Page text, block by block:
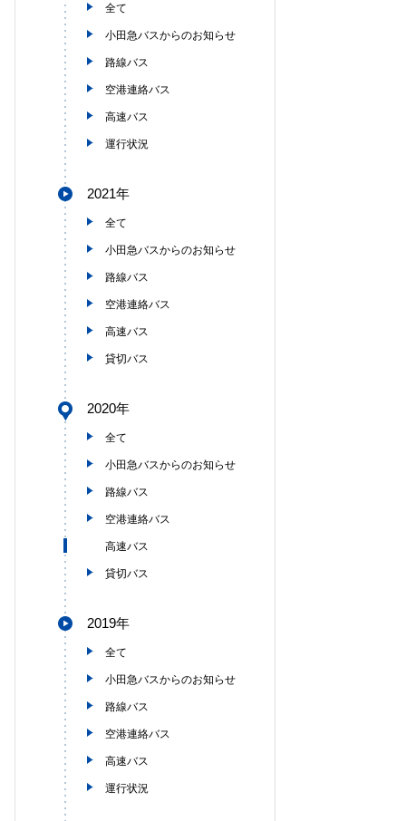
全て
小田急バスからのお知らせ
路線バス
空港連絡バス
高速バス
運行状況
2021年
全て
小田急バスからのお知らせ
路線バス
空港連絡バス
高速バス
貸切バス
2020年
全て
小田急バスからのお知らせ
路線バス
空港連絡バス
高速バス
貸切バス
2019年
全て
小田急バスからのお知らせ
路線バス
空港連絡バス
高速バス
運行状況